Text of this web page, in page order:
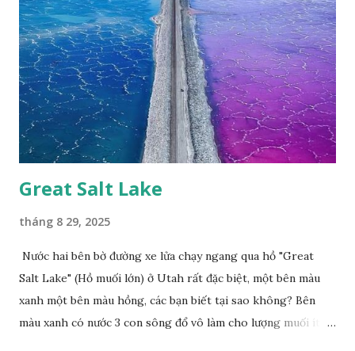
Great Salt Lake
tháng 8 29, 2025
Nước hai bên bờ đường xe lửa chạy ngang qua hồ "Great
Salt Lake" (Hồ muối lớn) ở Utah rất đặc biệt, một bên màu
xanh một bên màu hồng, các bạn biết tại sao không? Bên
màu xanh có nước 3 con sông đổ vô làm cho lượng muối ít,